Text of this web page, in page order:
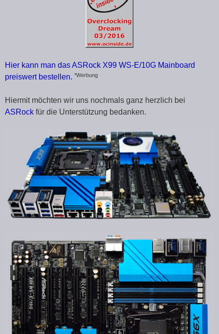
Hier kann man das ASRock X99 WS-E/10G Mainboard
preiswert bestellen. *Werbung
Hiermit möchten wir uns nochmals ganz herzlich bei
ASRock für die Unterstützung bedanken.